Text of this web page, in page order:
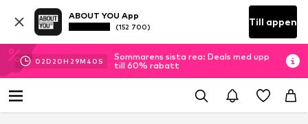
ABOUT YOU App
(152 700) Till appen
02D 20H 29M 39 S
Sommarens sista rea: Deals med upp
till 60% rabatt